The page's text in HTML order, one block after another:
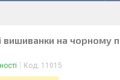
вишиванки на чорному
Код: 11015